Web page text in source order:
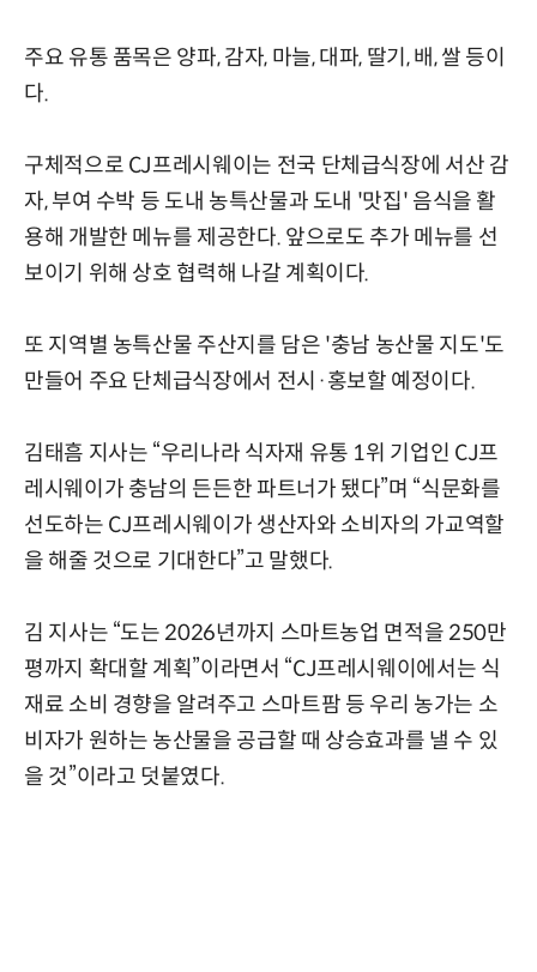
주요 유통 품목은 양파, 감자, 마늘, 대파, 딸기, 배, 쌀 등이
다.
구체적으로 CJ프레시웨이는 전국 단체급식장에 서산 감
자, 부여 수박 등 도내 농특산물과 도내 '맛집' 음식을 활
용해 개발한 메뉴를 제공한다. 앞으로도 추가 메뉴를 선
보이기 위해 상호 협력해 나갈 계획이다.
또 지역별 농특산물 주산지를 담은 '충남 농산물 지도'도
만들어 주요 단체급식장에서 전시·홍보할 예정이다.
김태흠 지사는 “우리나라 식자재 유통 1위 기업인 CJ프
레시웨이가 충남의 든든한 파트너가 됐다”며 “식문화를
선도하는 CJ프레시웨이가 생산자와 소비자의 가교역할
을 해줄 것으로 기대한다”고 말했다.
김 지사는 “도는 2026년까지 스마트농업 면적을 250만
평까지 확대할 계획”이라면서 “CJ프레시웨이에서는 식
재료 소비 경향을 알려주고 스마트팜 등 우리 농가는 소
비자가 원하는 농산물을 공급할 때 상승효과를 낼 수 있
을 것”이라고 덧붙였다.